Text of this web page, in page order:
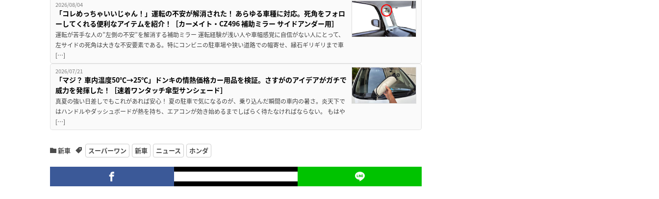
2026/08/04
「コレめっちゃいいじゃん！」運転の不安が解消された！ あらゆる車種に対応。死角をフォロ
ーしてくれる便利なアイテムを紹介！［カーメイト・CZ496 補助ミラー サイドアンダー用］
運転が苦手な人の”左側の不安”を解消する補助ミラー 運転経験が浅い人や車幅感覚に自信がない人にとって、
左サイドの死角は大きな不安要素である。特にコンビニの駐車場や狭い道路での幅寄せ、縁石ギリギリまで車
[…]
2026/07/21
「マジ？ 車内温度50℃→25℃」ドンキの情熱価格カー用品を検証。さすがのアイデアがガチで
威力を発揮した！［速着ワンタッチ傘型サンシェード］
真夏の強い日差しでもこれがあれば安心！ 夏の駐車で気になるのが、乗り込んだ瞬間の車内の暑さ。炎天下で
はハンドルやダッシュボードが熱を持ち、エアコンが効き始めるまでしばらく待たなければならない。 もはや
[…]
新車 スーパーワン 新車 ニュース ホンダ